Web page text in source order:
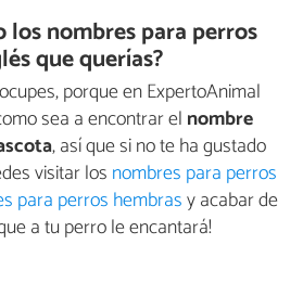
los nombres para perros
que querías?
porque en ExpertoAnimal
sea a encontrar el nombre
, así que si no te ha gustado
visitar los nombres para perros
para perros hembrasy acabar de
a tu perro le encantará!